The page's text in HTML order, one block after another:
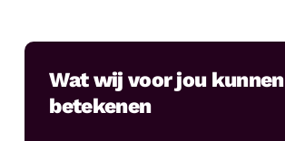
Wat wij voor jou kunnen
betekenen